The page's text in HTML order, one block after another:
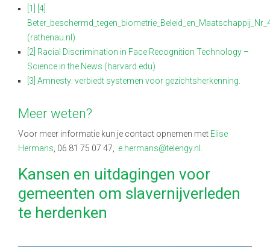
[1]
[4]
(rathenau.nl)
[2] Racial Discrimination in Face Recognition Technology –
Science in the News (harvard.edu)
[3] Amnesty: verbiedt systemen voor gezichtsherkenning.
Meer weten?
Voor meer informatie kun je contact opnemen met Elise
Hermans, 06 81 75 07 47, e.hermans@telengy.nl .
Kansen en uitdagingen voor
gemeenten om slavernijverleden
te herdenken